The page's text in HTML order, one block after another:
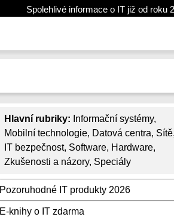
Spolehlivé informace o IT již od roku
Hlavní rubriky: Informační systémy,
Mobilní technologie, Datová centra, Sítě,
IT bezpečnost, Software, Hardware,
Zkušenosti a názory, Speciály
Pozoruhodné IT produkty 2026
E-knihy o IT zdarma